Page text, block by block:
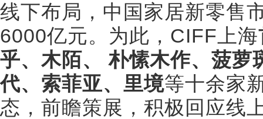
线下布局，中国家居新零售
6000亿元。为此，CIFF上海
乎、木陌、 朴愫木作、菠萝
代、索菲亚、里境等十余家
态，前瞻策展，积极回应线